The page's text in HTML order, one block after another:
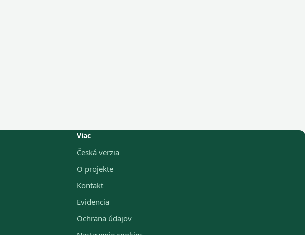
Viac
Česká verzia
O projekte
Kontakt
Evidencia
Ochrana údajov